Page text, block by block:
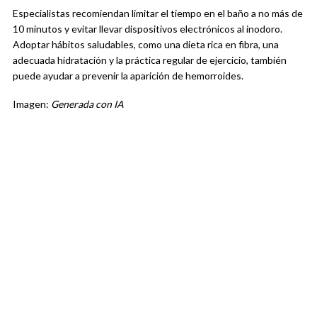
Especialistas recomiendan limitar el tiempo en el baño a no más de
10 minutos y evitar llevar dispositivos electrónicos al inodoro.
Adoptar hábitos saludables, como una dieta rica en fibra, una
adecuada hidratación y la práctica regular de ejercicio, también
puede ayudar a prevenir la aparición de hemorroides.
Imagen: Generada con IA